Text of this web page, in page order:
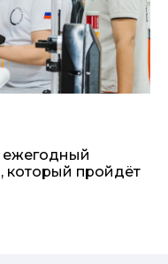
ежегодный
пройдёт